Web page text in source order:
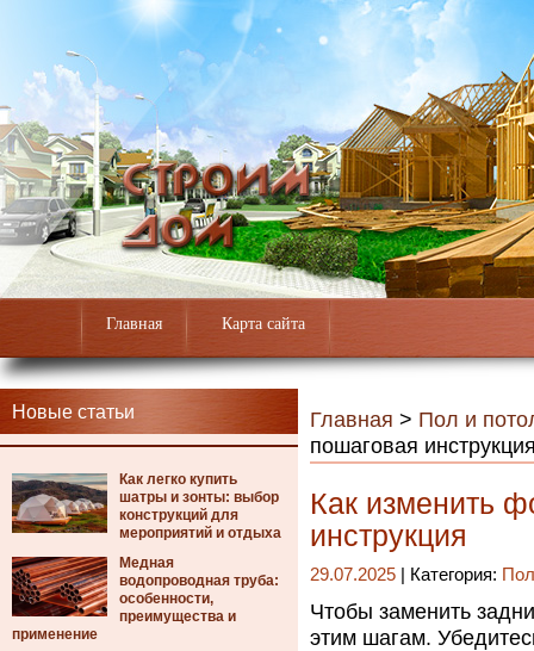
Главная Карта сайта
Новые статьи
Как легко купить
шатры и зонты: выбор
конструкций для
мероприятий и отдыха
Медная
водопроводная труба:
особенности,
преимущества и
применение
Главная > Пол и
пошаговая
Как изменить
инструкция
29.07.2025 | Категория:
Чтобы заменить
этим шагам.